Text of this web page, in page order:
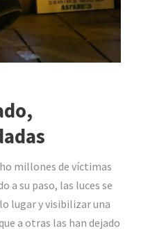
millones de víctimas
a su paso, las luces se
lugar y visibilizar una
a otras las han dejado